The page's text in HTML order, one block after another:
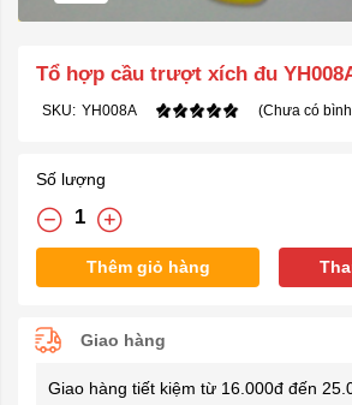
Tổ hợp cầu trượt xích đu
SKU: YH008A (Chưa có
Số lượng
Thêm giỏ hàng
Giao hàng
Giao hàng tiết kiệm từ 16.000đ đến